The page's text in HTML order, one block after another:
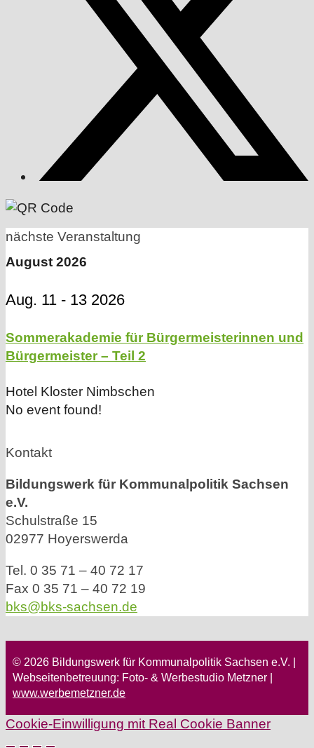
nächste Veranstaltung
August 2026
Aug. 11 - 13 2026
Sommerakademie für Bürgermeisterinnen und
Bürgermeister – Teil 2
Hotel Kloster Nimbschen
No event found!
Kontakt
Bildungswerk für Kommunalpolitik Sachsen
e.V.
Schulstraße 15
02977 Hoyerswerda
Tel. 0 35 71 – 40 72 17
Fax 0 35 71 – 40 72 19
bks@bks-sachsen.de
© 2026 Bildungswerk für Kommunalpolitik Sachsen e.V. |
Webseitenbetreuung: Foto- & Werbestudio Metzner |
www.werbemetzner.de
Cookie-Einwilligung mit Real Cookie Banner